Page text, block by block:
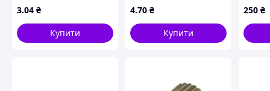
жовтий
3.04 ₴
Купити
4.70 ₴
Купити
M2.5,
Під
гвинт
250 ₴